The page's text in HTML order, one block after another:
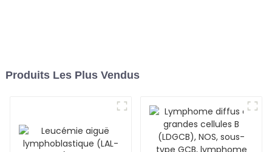
Produits Les Plus Vendus